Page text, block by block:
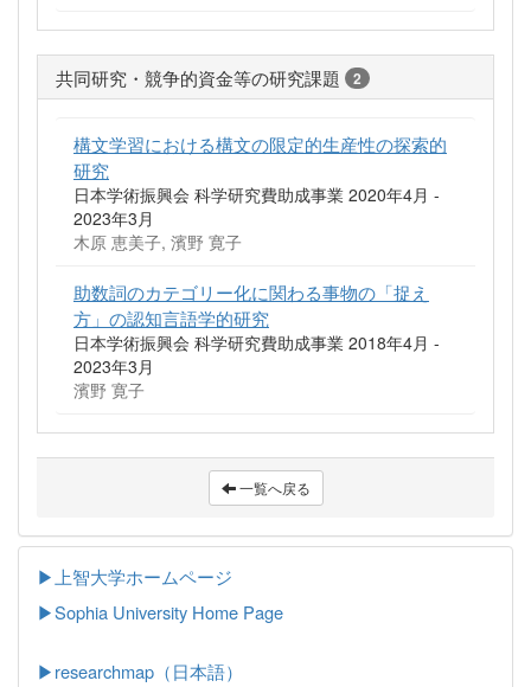
共同研究・競争的資金等の研究課題 2
構文学習における構文の限定的生産性の探索的
研究
日本学術振興会 科学研究費助成事業 2020年4月 -
2023年3月
木原 恵美子, 濱野 寛子
助数詞のカテゴリー化に関わる事物の「捉え
方」の認知言語学的研究
日本学術振興会 科学研究費助成事業 2018年4月 -
2023年3月
濱野 寛子
一覧へ戻る
▶上智大学ホームページ
▶Sophia University Home Page
▶researchmap（日本語）